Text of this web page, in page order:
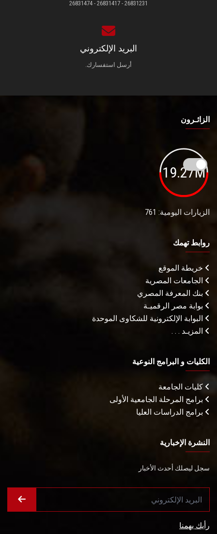
26831231 - 26831417 - 26831474
البريد الإلكتروني
أرسل استفسارك.
الزائـرون
19.27M
الزيارات اليومية: 761
روابط تهمك
خريطة الموقع
الجامعات المصرية
بنك المعرفة المصري
بوابة مصر الرقميـة
البوابة الإلكترونية للشكاوى الموحدة
المزيـد . . .
الكليات و البرامج النوعية
كليات الجامعة
برامج المرحلة الجامعية الأولى
برامج الدراسات العليا
النشرة الإخبارية
سجل ليصلك أحدث الأخبار
رأيك يهمنا